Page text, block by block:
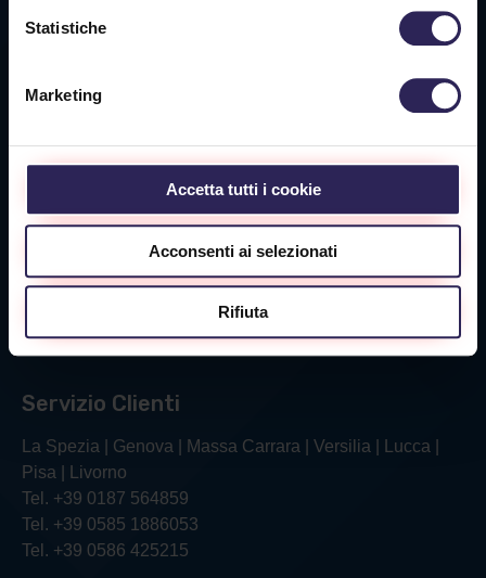
Statistiche
Marketing
Accetta tutti i cookie
Acconsenti ai selezionati
Rifiuta
Tel. +39 0585 1886053
Sede Livorno
Via Verga, 26/28
Tel. +39 0586 425215
Servizio Clienti
La Spezia | Genova | Massa Carrara | Versilia | Lucca |
Pisa | Livorno
Tel. +39 0187 564859
Tel. +39 0585 1886053
Tel. +39 0586 425215